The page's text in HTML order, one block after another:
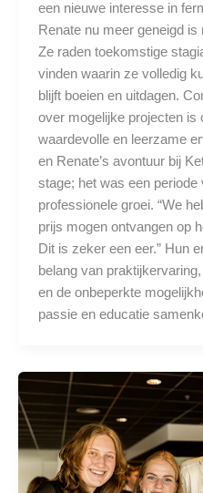
een nieuwe interesse in
Renate nu meer geneigd
Ze raden toekomstige
vinden waarin ze volledig
blijft boeien en uitdagen.
over mogelijke projecten is
waardevolle en leerzame
en Renate’s avontuur bij
stage; het was een periode
professionele groei. “We
prijs mogen ontvangen op
Dit is zeker een eer.” Hun
belang van
en de onbeperkte
passie en educatie